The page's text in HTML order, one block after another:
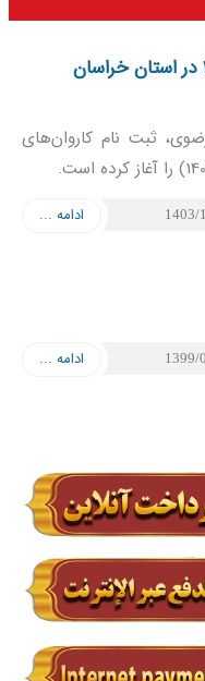
اعلام کاروان های عمره فروردین 1404 در استان خراسان
ثبت نام کاروان‌های
1403/ ادامه ...
1399/ ادامه ...